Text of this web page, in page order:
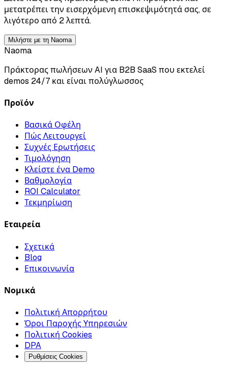
μετατρέπει την εισερχόμενη επισκεψιμότητά σας, σε
λιγότερο από 2 λεπτά.
Μιλήστε με τη Naoma
Naoma
Πράκτορας πωλήσεων AI για B2B SaaS που εκτελεί
demos 24/7 και είναι πολύγλωσσος
Προϊόν
Βασικά Οφέλη
Πώς Λειτουργεί
Συχνές Ερωτήσεις
Τιμολόγηση
Κλείστε ένα Demo
Βαθμολογία
ROI Calculator
Τεκμηρίωση
Εταιρεία
Σχετικά
Blog
Επικοινωνία
Νομικά
Πολιτική Απορρήτου
Όροι Παροχής Υπηρεσιών
Πολιτική Cookies
DPA
Ρυθμίσεις Cookies